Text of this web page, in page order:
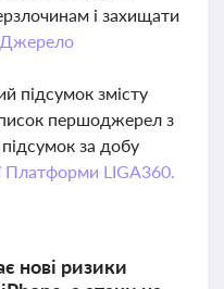
і захищати
Джерело
підсумок змісту
першоджерел з
за добу
Платформи LIGA360.
нові ризики